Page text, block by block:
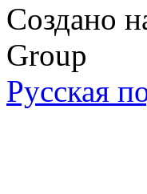
Создано
Group
Русская